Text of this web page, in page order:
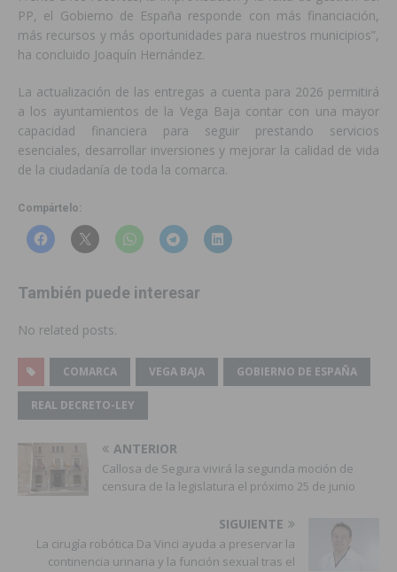
PP, el Gobierno de España responde con más financiación,
más recursos y más oportunidades para nuestros municipios”,
ha concluido Joaquín Hernández.
La actualización de las entregas a cuenta para 2026 permitirá
a los ayuntamientos de la Vega Baja contar con una mayor
capacidad financiera para seguir prestando servicios
esenciales, desarrollar inversiones y mejorar la calidad de vida
de la ciudadanía de toda la comarca.
Compártelo:
También puede interesar
No related posts.
COMARCA VEGA BAJA GOBIERNO DE ESPAÑA
REAL DECRETO-LEY
ANTERIOR
Callosa de Segura vivirá la segunda moción de
censura de la legislatura el próximo 25 de junio
SIGUIENTE
La cirugía robótica Da Vinci ayuda a preservar la
continencia urinaria y la función sexual tras el